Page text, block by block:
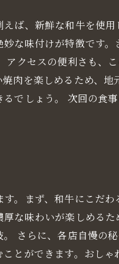
ば、新鮮な和牛を使
な味付けが特徴です
クセスの便利さも、
肉を楽しめるため、地
でしょう。 次回の食
。まず、和牛にこだわ
な味わいが楽しめる
さらに、各店自慢の
とができます。おしゃ